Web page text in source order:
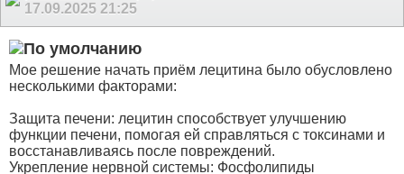
17.09.2025 21:25
Мое решение начать приём лецитина было обусловлено
несколькими факторами:
Защита печени: лецитин способствует улучшению
функции печени, помогая ей справляться с токсинами и
восстанавливаясь после повреждений.
Укрепление нервной системы: Фосфолипиды